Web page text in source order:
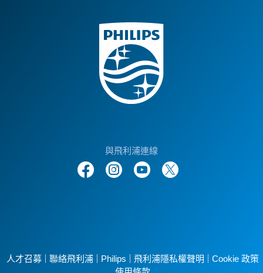
與飛利浦連線
人才召募 聯絡飛利浦 Philips 飛利浦隱私權聲明
Cookie 政策